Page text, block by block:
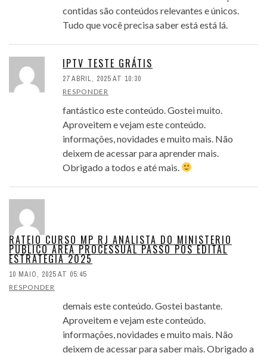
contidas são conteúdos relevantes e únicos.
Tudo que você precisa saber está está lá.
IPTV TESTE GRÁTIS
27 ABRIL, 2025 AT 10:30
RESPONDER
fantástico este conteúdo. Gostei muito.
Aproveitem e vejam este conteúdo.
informações, novidades e muito mais. Não
deixem de acessar para aprender mais.
Obrigado a todos e até mais.
RATEIO CURSO MP RJ ANALISTA DO MINISTERIO
PUBLICO AREA PROCESSUAL PASSO POS EDITAL
ESTRATEGIA 2025
10 MAIO, 2025 AT 05:45
RESPONDER
demais este conteúdo. Gostei bastante.
Aproveitem e vejam este conteúdo.
informações, novidades e muito mais. Não
deixem de acessar para saber mais. Obrigado a